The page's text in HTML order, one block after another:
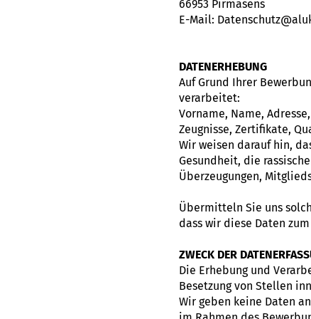
66953 Pirmasens
E-Mail:
DATENERHEBUNG
Auf Grund Ihrer
verarbeitet:
Vorname, Name,
Zeugnisse, Zertifikate,
Wir weisen darauf hin,
Gesundheit, die
Überzeugungen,
Übermitteln Sie uns
dass wir diese Daten
ZWECK DER
Die Erhebung und
Besetzung von Stellen
Wir geben keine Daten